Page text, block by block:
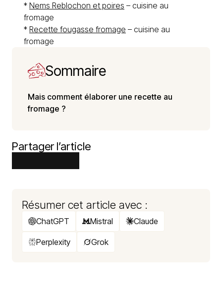
* Nems Reblochon et poires – cuisine au
fromage
* Recette fougasse fromage – cuisine au
fromage
Sommaire
Mais comment élaborer une recette au
fromage ?
Partager l’article
Résumer cet article avec :
ChatGPT Mistral Claude
Perplexity Grok